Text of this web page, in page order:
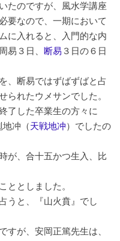
たのですが、風水学講座
要なので、一期において
に入れると、入門的な内
３日、 断易 ３日の６日
、断易ではずばずばと占
れたウメサンでした。
了した卒業生の方々に
冲（天戦地冲）でしたの
が、合十五かつ生入、比
としました。
うと、『山火賁』でし
すが、安岡正篤先生は、